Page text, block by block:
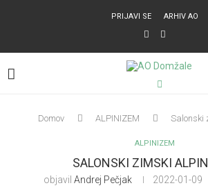
PRIJAVI SE ARHIV AO
Domov ALPINIZEM Salonski
ALPINIZEM
SALONSKI ZIMSKI
objavil Andrej Pečjak 2022-01-09